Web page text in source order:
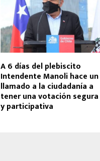
A 6 días del plebiscito
Intendente Manoli hace un
llamado a la ciudadanía a
tener una votación segura
y participativa